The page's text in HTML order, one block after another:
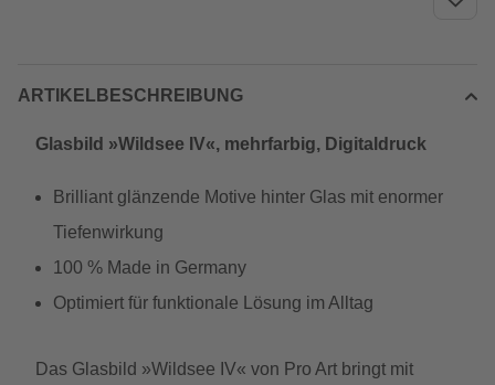
ARTIKELBESCHREIBUNG
Glasbild »Wildsee IV«, mehrfarbig, Digitaldruck
Brilliant glänzende Motive hinter Glas mit enormer
Tiefenwirkung
100 % Made in Germany
Optimiert für funktionale Lösung im Alltag
Das Glasbild »Wildsee IV« von Pro Art bringt mit